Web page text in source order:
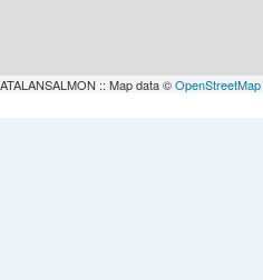
:: Map data ©OpenStreetMap